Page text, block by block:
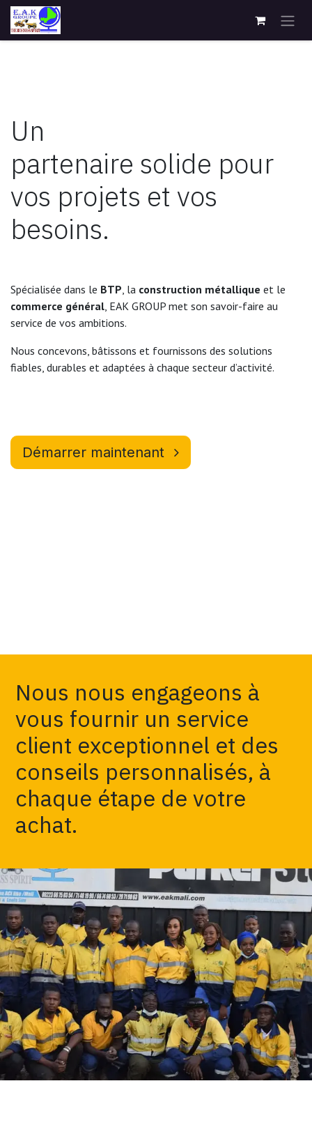
Se rendre au contenu
Un
partenaire solide pour
vos projets et vos
besoins.
Spécialisée dans le BTP , la construction métallique et le
commerce général , EAK GROUP met son savoir-faire au
service de vos ambitions.
Nous concevons, bâtissons et fournissons des solutions
fiables, durables et adaptées à chaque secteur d’activité.
Démarrer maintenant
Nous nous engageons à
vous fournir un service
client exceptionnel et des
conseils personnalisés, à
chaque étape de votre
achat.